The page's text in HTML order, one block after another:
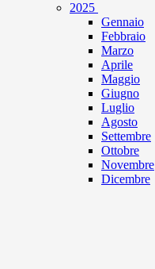
2025
Gennaio
Febbraio
Marzo
Aprile
Maggio
Giugno
Luglio
Agosto
Settembre
Ottobre
Novembre
Dicembre